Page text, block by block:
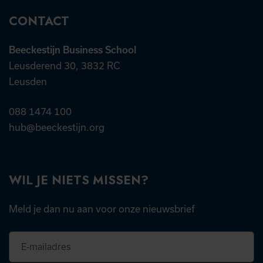
CONTACT
Beeckestijn Business School
Leusderend 30, 3832 RC
Leusden
088 1474 100
hub@beeckestijn.org
WIL JE NIETS MISSEN?
Meld je dan nu aan voor onze nieuwsbrief